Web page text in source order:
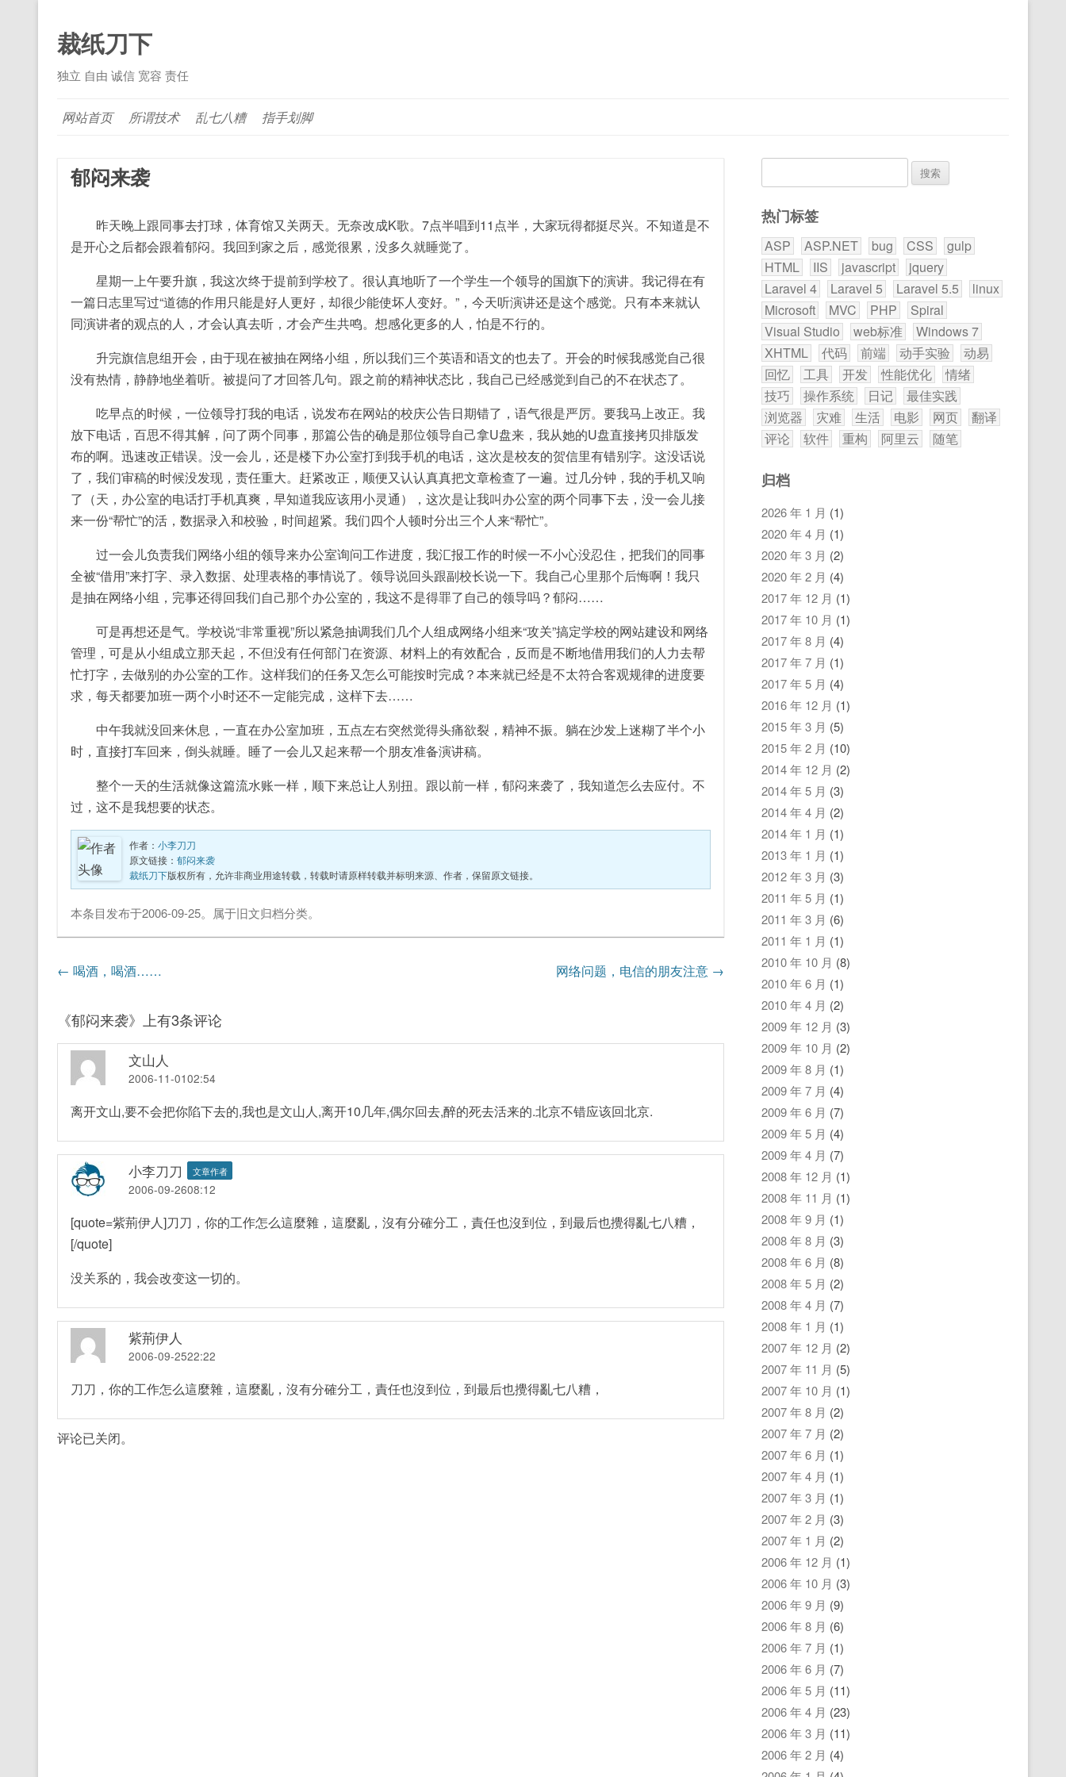
裁纸刀下
独立 自由 诚信 宽容 责任
网站首页 所谓技术 乱七八糟 指手划脚
郁闷来袭
昨天晚上跟同事去打球，体育馆又关两天。无奈改成K歌。7点半唱到11点半，大家玩得都挺尽兴。不知道是不
是开心之后都会跟着郁闷。我回到家之后，感觉很累，没多久就睡觉了。
星期一上午要升旗，我这次终于提前到学校了。很认真地听了一个学生一个领导的国旗下的演讲。我记得在有
一篇日志里写过“道德的作用只能是好人更好，却很少能使坏人变好。”，今天听演讲还是这个感觉。只有本来就认
同演讲者的观点的人，才会认真去听，才会产生共鸣。想感化更多的人，怕是不行的。
升完旗信息组开会，由于现在被抽在网络小组，所以我们三个英语和语文的也去了。开会的时候我感觉自己很
没有热情，静静地坐着听。被提问了才回答几句。跟之前的精神状态比，我自己已经感觉到自己的不在状态了。
吃早点的时候，一位领导打我的电话，说发布在网站的校庆公告日期错了，语气很是严厉。要我马上改正。我
放下电话，百思不得其解，问了两个同事，那篇公告的确是那位领导自己拿U盘来，我从她的U盘直接拷贝排版发
布的啊。迅速改正错误。没一会儿，还是楼下办公室打到我手机的电话，这次是校友的贺信里有错别字。这没话说
了，我们审稿的时候没发现，责任重大。赶紧改正，顺便又认认真真把文章检查了一遍。过几分钟，我的手机又响
了（天，办公室的电话打手机真爽，早知道我应该用小灵通），这次是让我叫办公室的两个同事下去，没一会儿接
来一份“帮忙”的活，数据录入和校验，时间超紧。我们四个人顿时分出三个人来“帮忙”。
过一会儿负责我们网络小组的领导来办公室询问工作进度，我汇报工作的时候一不小心没忍住，把我们的同事
全被“借用”来打字、录入数据、处理表格的事情说了。领导说回头跟副校长说一下。我自己心里那个后悔啊！我只
是抽在网络小组，完事还得回我们自己那个办公室的，我这不是得罪了自己的领导吗？郁闷……
可是再想还是气。学校说“非常重视”所以紧急抽调我们几个人组成网络小组来“攻关”搞定学校的网站建设和网络
管理，可是从小组成立那天起，不但没有任何部门在资源、材料上的有效配合，反而是不断地借用我们的人力去帮
忙打字，去做别的办公室的工作。这样我们的任务又怎么可能按时完成？本来就已经是不太符合客观规律的进度要
求，每天都要加班一两个小时还不一定能完成，这样下去……
中午我就没回来休息，一直在办公室加班，五点左右突然觉得头痛欲裂，精神不振。躺在沙发上迷糊了半个小
时，直接打车回来，倒头就睡。睡了一会儿又起来帮一个朋友准备演讲稿。
整个一天的生活就像这篇流水账一样，顺下来总让人别扭。跟以前一样，郁闷来袭了，我知道怎么去应付。不
过，这不是我想要的状态。
作者： 小李刀刀
原文链接： 郁闷来袭
裁纸刀下版权所有，允许非商业用途转载，转载时请原样转载并标明来源、作者，保留原文链接。
本条目发布于2006-09-25。属于旧文归档分类。
文章导航
← 喝酒，喝酒…… 网络问题，电信的朋友注意 →
《郁闷来袭》上有3条评论
文山人
2006-11-0102:54
离开文山,要不会把你陷下去的,我也是文山人,离开10几年,偶尔回去,醉的死去活来的.北京不错应该回北京.
小李刀刀 文章作者
2006-09-2608:12
[quote=紫荊伊人]刀刀，你的工作怎么這麼雜，這麼亂，沒有分確分工，責任也沒到位，到最后也攪得亂七八糟，
[/quote]
没关系的，我会改变这一切的。
紫荊伊人
2006-09-2522:22
刀刀，你的工作怎么這麼雜，這麼亂，沒有分確分工，責任也沒到位，到最后也攪得亂七八糟，
评论已关闭。
索：
热门标签
ASP ASP.NET bug CSS
gulp
HTML
IIS javascript
jquery
Laravel 4
Laravel 5 Laravel 5.5
linux
Microsoft
MVC PHP
Spiral
Visual Studio
web标准
Windows 7
XHTML
代码 前端 动手实验
动易
回忆
工具 开发 性能优化
情绪
技巧
操作系统 日记
最佳实践
浏览器
灾难 生活 电影 网页
翻译
评论
软件 重构 阿里云 随笔
归档
2026 年 1 月 (1)
2020 年 4 月 (1)
2020 年 3 月 (2)
2020 年 2 月 (4)
2017 年 12 月 (1)
2017 年 10 月 (1)
2017 年 8 月 (4)
2017 年 7 月 (1)
2017 年 5 月 (4)
2016 年 12 月 (1)
2015 年 3 月 (5)
2015 年 2 月 (10)
2014 年 12 月 (2)
2014 年 5 月 (3)
2014 年 4 月 (2)
2014 年 1 月 (1)
2013 年 1 月 (1)
2012 年 3 月 (3)
2011 年 5 月 (1)
2011 年 3 月 (6)
2011 年 1 月 (1)
2010 年 10 月 (8)
2010 年 6 月 (1)
2010 年 4 月 (2)
2009 年 12 月 (3)
2009 年 10 月 (2)
2009 年 8 月 (1)
2009 年 7 月 (4)
2009 年 6 月 (7)
2009 年 5 月 (4)
2009 年 4 月 (7)
2008 年 12 月 (1)
2008 年 11 月 (1)
2008 年 9 月 (1)
2008 年 8 月 (3)
2008 年 6 月 (8)
2008 年 5 月 (2)
2008 年 4 月 (7)
2008 年 1 月 (1)
2007 年 12 月 (2)
2007 年 11 月 (5)
2007 年 10 月 (1)
2007 年 8 月 (2)
2007 年 7 月 (2)
2007 年 6 月 (1)
2007 年 4 月 (1)
2007 年 3 月 (1)
2007 年 2 月 (3)
2007 年 1 月 (2)
2006 年 12 月 (1)
2006 年 10 月 (3)
2006 年 9 月 (9)
2006 年 8 月 (6)
2006 年 7 月 (1)
2006 年 6 月 (7)
2006 年 5 月 (11)
2006 年 4 月 (23)
2006 年 3 月 (11)
2006 年 2 月 (4)